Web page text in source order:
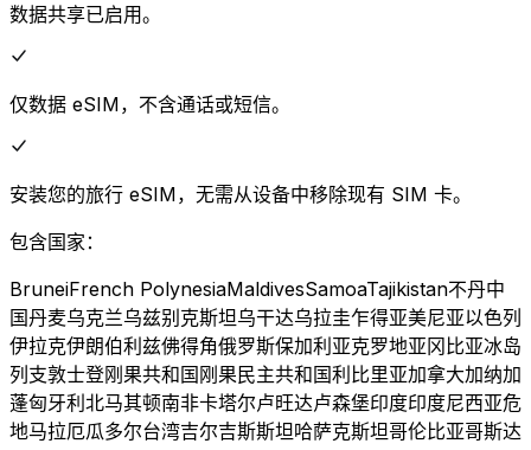
数据共享已启用。
仅数据 eSIM，不含通话或短信。
安装您的旅行 eSIM，无需从设备中移除现有 SIM 卡。
包含国家：
BruneiFrench PolynesiaMaldivesSamoaTajikistan不丹中
国丹麦乌克兰乌兹别克斯坦乌干达乌拉圭乍得亚美尼亚以色列
伊拉克伊朗伯利兹佛得角俄罗斯保加利亚克罗地亚冈比亚冰岛
列支敦士登刚果共和国刚果民主共和国利比里亚加拿大加纳加
蓬匈牙利北马其顿南非卡塔尔卢旺达卢森堡印度印度尼西亚危
地马拉厄瓜多尔台湾吉尔吉斯斯坦哈萨克斯坦哥伦比亚哥斯达